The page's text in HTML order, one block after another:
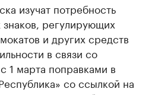
изучат потребность
регулирующих
и других средств
в связи со
1 марта поправками в
со ссылкой на